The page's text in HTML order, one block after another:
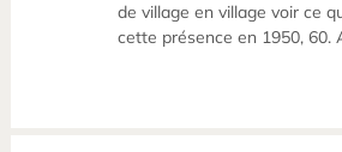
de village en village voir ce
cette présence en 1950, 60.